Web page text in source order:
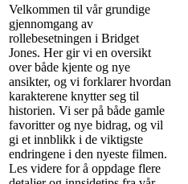
Velkommen til vår grundige
gjennomgang av
rollebesetningen i Bridget
Jones. Her gir vi en oversikt
over både kjente og nye
ansikter, og vi forklarer hvordan
karakterene knytter seg til
historien. Vi ser på både gamle
favoritter og nye bidrag, og vil
gi et innblikk i de viktigste
endringene i den nyeste filmen.
Les videre for å oppdage flere